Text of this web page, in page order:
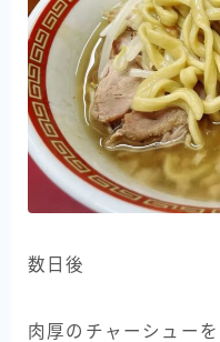
数日後
肉厚のチャーシュー